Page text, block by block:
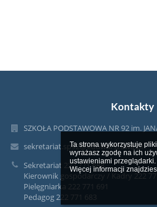
Ta strona wykorzystuje
wyrażasz zgodę na ich
ustawieniami przeglądarki.
Więcej informacji
Kontakty
SZKOŁA PODSTAWOWA NR 92 im.
sekretariat.sp92@eduwarszawa.pl
Sekretariat 222 771 688
Kierownik gospodarczy / Kadry 222
Pielęgniarka 222 771 691
Pedagog 222 771 683